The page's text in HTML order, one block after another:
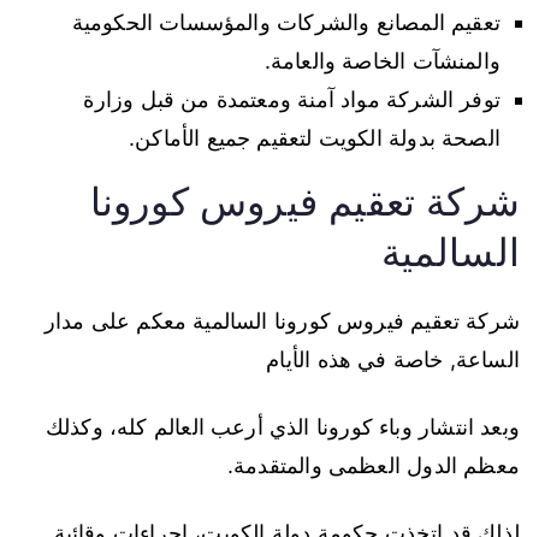
تعقيم المصانع والشركات والمؤسسات الحكومية
والمنشآت الخاصة والعامة.
توفر الشركة مواد آمنة ومعتمدة من قبل وزارة
الصحة بدولة الكويت لتعقيم جميع الأماكن.
شركة تعقيم فيروس كورونا
السالمية
شركة تعقيم فيروس كورونا السالمية معكم على مدار
الساعة, خاصة في هذه الأيام
وبعد انتشار وباء كورونا الذي أرعب العالم كله، وكذلك
معظم الدول العظمى والمتقدمة.